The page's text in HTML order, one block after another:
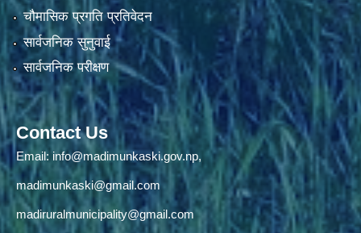
चौमासिक प्रगति प्रतिवेदन
सार्वजनिक सुनुवाई
सार्वजनिक परीक्षण
Contact Us
Email: info@madimunkaski.gov.np,
madimunkaski@gmail.com
madiruralmunicipality@gmail.com